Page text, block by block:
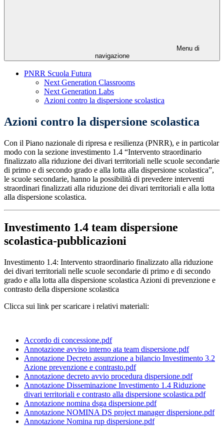
Menu di
navigazione
PNRR Scuola Futura
Next Generation Classrooms
Next Generation Labs
Azioni contro la dispersione scolastica
Azioni contro la dispersione scolastica
Con il Piano nazionale di ripresa e resilienza (PNRR), e in particolar
modo con la sezione investimento 1.4 “Intervento straordinario
finalizzato alla riduzione dei divari territoriali nelle scuole secondarie
di primo e di secondo grado e alla lotta alla dispersione scolastica”,
le scuole secondarie, hanno la possibilità di prevedere interventi
straordinari finalizzati alla riduzione dei divari territoriali e alla lotta
alla dispersione scolastica.
Investimento 1.4 team dispersione
scolastica-pubblicazioni
Investimento 1.4: Intervento straordinario finalizzato alla riduzione
dei divari territoriali nelle scuole secondarie di primo e di secondo
grado e alla lotta alla dispersione scolastica Azioni di prevenzione e
contrasto della dispersione scolastica
Clicca sui link per scaricare i relativi materiali:
Accordo di concessione.pdf
Annotazione avviso interno ata team dispersione.pdf
Annotazione Decreto assunzione a bilancio Investimento 3.2
Azione prevenzione e contrasto.pdf
Annotazione decreto avvio procedura dispersione.pdf
Annotazione Disseminazione Investimento 1.4 Riduzione
divari territoriali e contrasto alla dispersione scolastica.pdf
Annotazione nomina dsga dispersione.pdf
Annotazione NOMINA DS project manager dispersione.pdf
Annotazione Nomina rup dispersione.pdf